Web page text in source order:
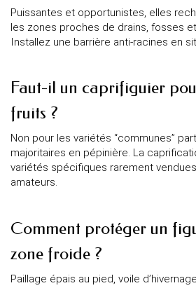
Puissantes et opportunistes, elles
les zones proches de drains, fosses
Installez une barrière anti-racines en
Faut-il un caprifiguier
fruits ?
Non pour les variétés “communes”
majoritaires en pépinière. La
variétés spécifiques rarement
amateurs.
Comment protéger un
zone froide ?
Paillage épais au pied, voile